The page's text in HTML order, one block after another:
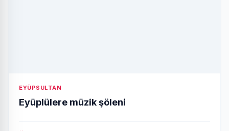
EYÜPSULTAN
Eyüplülere müzik şöleni